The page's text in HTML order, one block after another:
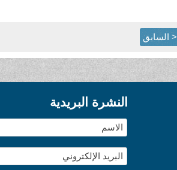
< السابق
النشرة البريدية